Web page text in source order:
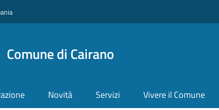
Comune di Cairano
Novità Servizi Vivere il Comune